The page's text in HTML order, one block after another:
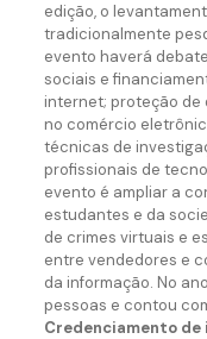
edição, o
tradicionalmente
evento haverá
sociais e
internet; proteção de
no comércio
técnicas de
profissionais de
evento é ampliar a
estudantes e da
de crimes virtuais e
entre vendedores e
da informação. No
pessoas e contou
Credenciamento de